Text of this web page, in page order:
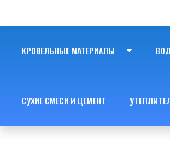
КРОВЕЛЬНЫЕ МАТЕРИАЛЫ
СУХИЕ СМЕСИ И ЦЕМЕНТ